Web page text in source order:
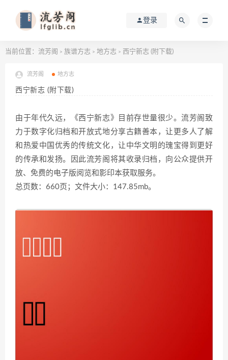
登录
当前位置： 流芳阁 > 族谱方志 > 地方志 > 西宁新志 (附下载)
流芳阁 地方志
西宁新志 (附下载)
由于年代久远，《西宁新志》目前存世量很少。流芳阁致
力于数字化归档和开放式地分享古籍善本，让更多人了解
和热爱中国优秀的传统文化，让中华文明的瑰宝得到更好
的传承和发扬。因此流芳阁将其收录归档，向公众提供开
放、免费的电子版阅览和影印本获取服务。
总页数：660页；文件大小：147.85mb。